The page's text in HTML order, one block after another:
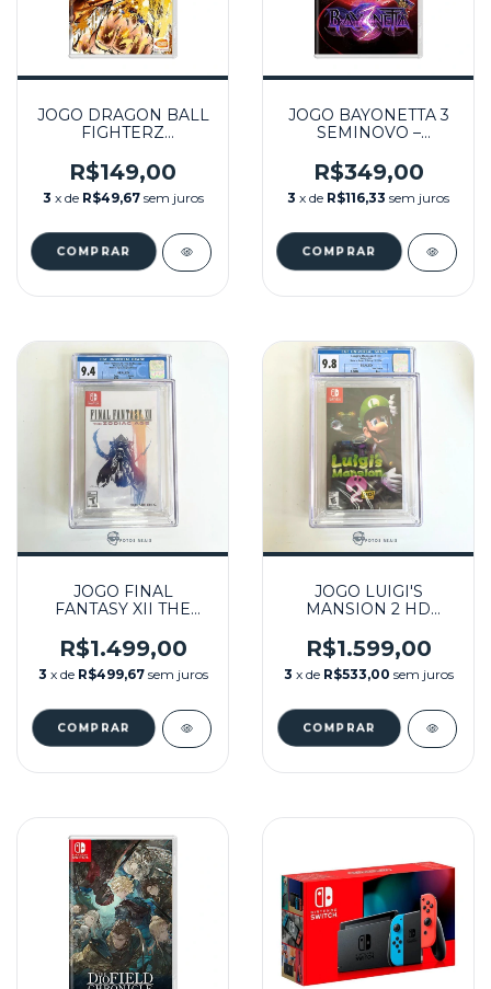
JOGO DRAGON BALL
FIGHTERZ
NINTENDO SWITCH
R$149,00
3 x de R$49,67 sem juros
JOGO BAYONETTA 3
SEMINOVO –
R$349,00
3 x de R$116,33 sem juros
JOGO FINAL
FANTASY XII THE
GRADUADO CGC 9.4 -
NINTENDO SWITCH
R$1.499,00
3 x de R$499,67 sem juros
JOGO LUIGI'S
MANSION 2 HD
NINTENDO SWITCH
R$1.599,00
3 x de R$533,00 sem juros